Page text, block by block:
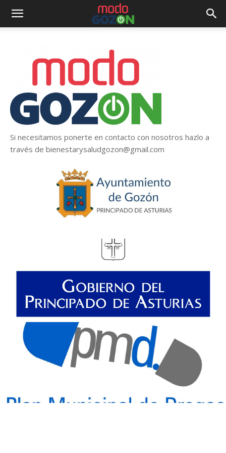
Si necesitamos ponerte en contacto con nosotros hazlo a
través de bienestarysaludgozon@gmail.com